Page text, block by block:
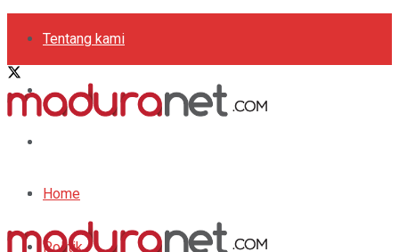
Tentang kami
Kebijakan Privasi
Periklanan
Home
Politik